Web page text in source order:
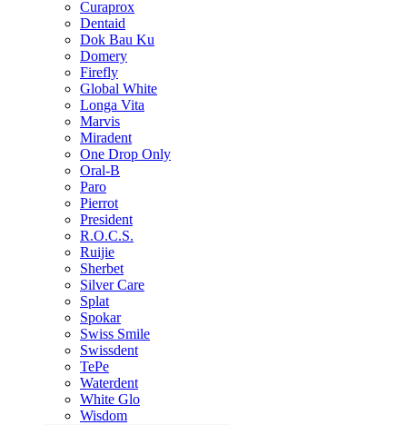
Curaprox
Dentaid
Dok Bau Ku
Domery
Firefly
Global White
Longa Vita
Marvis
Miradent
One Drop Only
Oral-B
Paro
Pierrot
President
R.O.C.S.
Ruijie
Sherbet
Silver Care
Splat
Spokar
Swiss Smile
Swissdent
TePe
Waterdent
White Glo
Wisdom